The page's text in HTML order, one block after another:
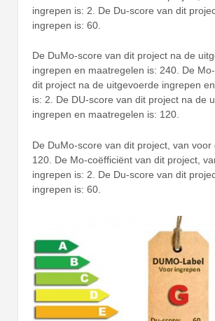
ingrepen is: 2. De Du-score van dit
ingrepen is: 60.
De DuMo-score van dit project na de
ingrepen en maatregelen is: 240. De
dit project na de uitgevoerde ingrepen
is: 2. De DU-score van dit project na de
ingrepen en maatregelen is: 120.
De DuMo-score van dit project, van voor
120. De Mo-coëfficiënt van dit project,
ingrepen is: 2. De Du-score van dit
ingrepen is: 60.